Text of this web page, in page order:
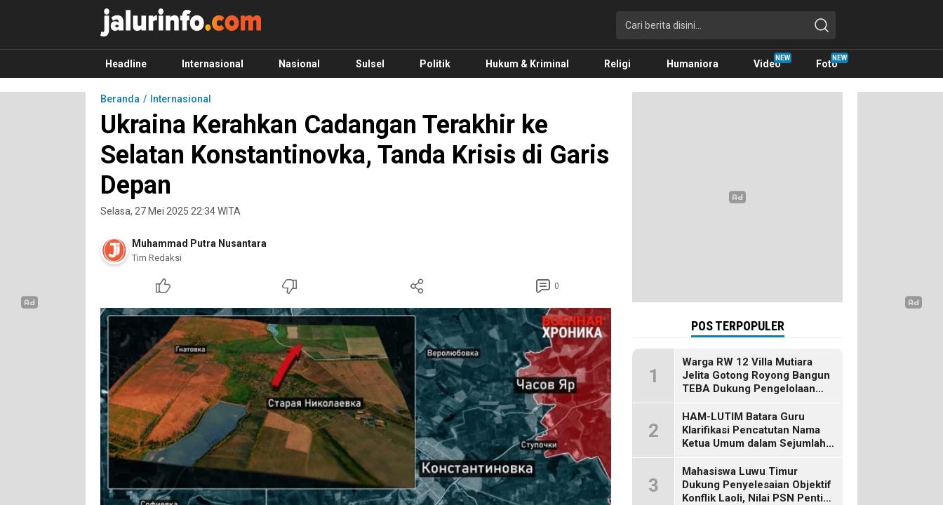
Info Terbaru, Berita Terkini Hari Ini, Jalurinfo.com
Terkini, Akurat dan Terpercaya
Headline Internasional Nasional Sulsel Politik Hukum & Kriminal Religi Humaniora Video Foto
Beranda Internasional
Ukraina Kerahkan Cadangan Terakhir ke
Selatan Konstantinovka, Tanda Krisis di Garis
Depan
Selasa, 27 Mei 2025 22:34 WITA
Muhammad Putra Nusantara
Tim Redaksi
0
POS TERPOPULER
1
Warga RW 12 Villa Mutiara
Jelita Gotong Royong Bangun
TEBA Dukung Pengelolaan
2
HAM-LUTIM Batara Guru
Klarifikasi Pencatutan Nama
Ketua Umum dalam Sejumlah
3
Mahasiswa Luwu Timur
Dukung Penyelesaian Objektif
Konflik Laoli, Nilai PSN Penting